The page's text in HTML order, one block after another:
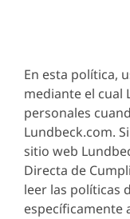
En esta política,
mediante el cual
personales
Lundbeck.com.
sitio web
Directa de
leer las políticas
específicamente